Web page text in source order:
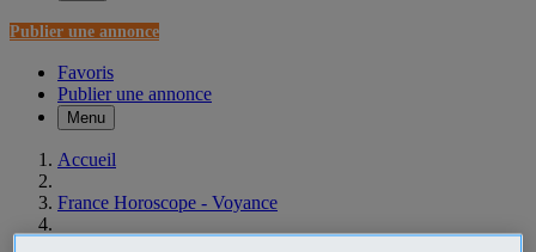
Publier une annonce
Favoris
Publier une annonce
Menu
Accueil
France Horoscope - Voyance